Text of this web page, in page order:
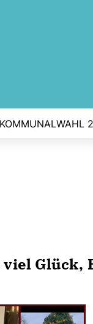
KOMMUNALWAHL
Glück,